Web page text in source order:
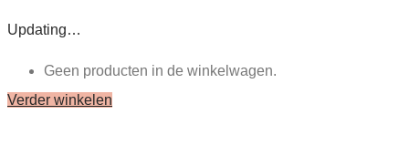
Updating…
Geen producten in de winkelwagen.
Verder winkelen